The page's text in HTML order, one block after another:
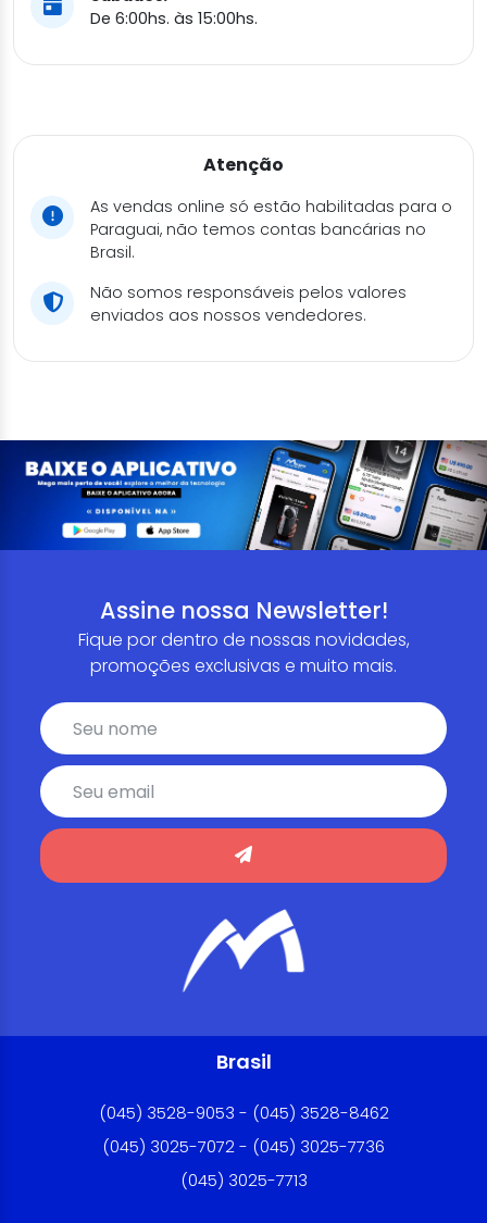
De 6:00hs. às 15:00hs.
Atenção
As vendas online só estão habilitadas para o
Paraguai, não temos contas bancárias no
Brasil.
Não somos responsáveis pelos valores
enviados aos nossos vendedores.
Assine nossa Newsletter!
Fique por dentro de nossas novidades,
promoções exclusivas e muito mais.
Brasil
(045) 3528-9053 - (045) 3528-8462
(045) 3025-7072 - (045) 3025-7736
(045) 3025-7713